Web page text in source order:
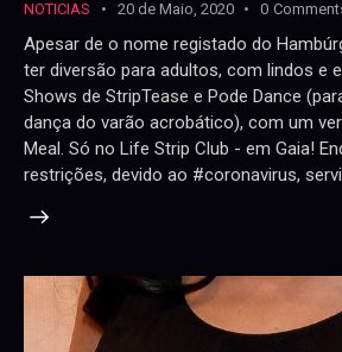
NOTICIAS 20 de Maio, 2020 0
Apesar de o nome registado do
ter diversão para adultos, com lindos e
Shows de StripTease e Pode Dance
dança do varão acrobático), com um
Meal. Só no Life Strip Club - em Gaia!
restrições, devido ao #coronavirus,